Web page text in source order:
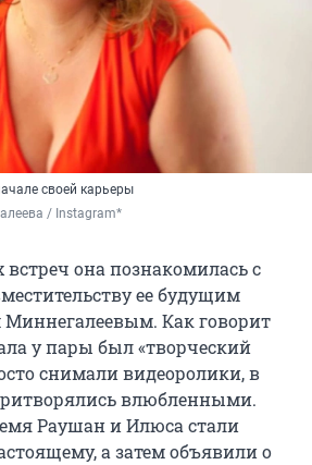
своей карьеры
/ Instagram*
встреч она познакомилась с
ее будущим
Как говорит
у пары был «творческий
снимали видеоролики, в
влюбленными.
Раушан и Илюса стали
а затем объявили о